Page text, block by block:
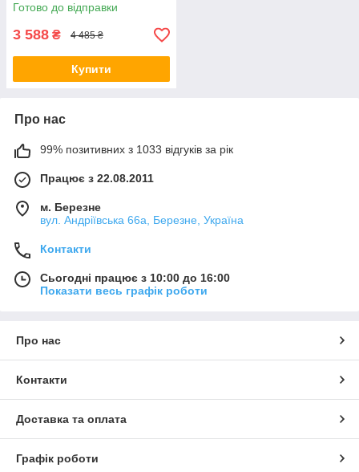
Готово до відправки
3 588 ₴ 4 485 ₴
Купити
Про нас
99% позитивних з 1033 відгуків за рік
Працює з 22.08.2011
м. Березне
вул. Андріївська 66а, Березне, Україна
Контакти
Сьогодні працює з 10:00 до 16:00
Показати весь графік роботи
Про нас
Контакти
Доставка та оплата
Графік роботи